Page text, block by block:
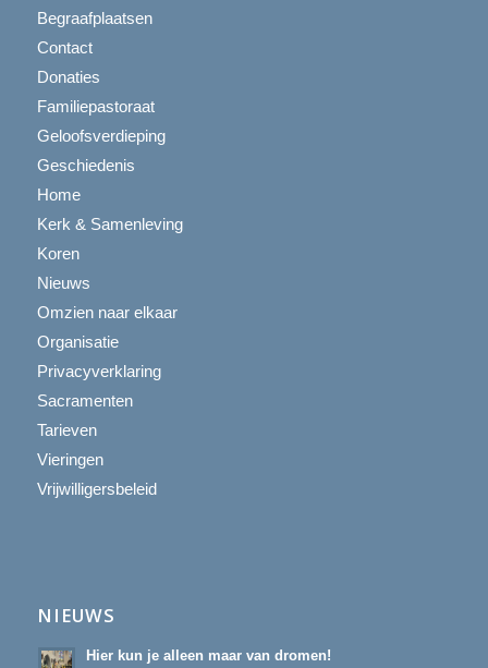
Begraafplaatsen
Contact
Donaties
Familiepastoraat
Geloofsverdieping
Geschiedenis
Home
Kerk & Samenleving
Koren
Nieuws
Omzien naar elkaar
Organisatie
Privacyverklaring
Sacramenten
Tarieven
Vieringen
Vrijwilligersbeleid
NIEUWS
Hier kun je alleen maar van dromen!